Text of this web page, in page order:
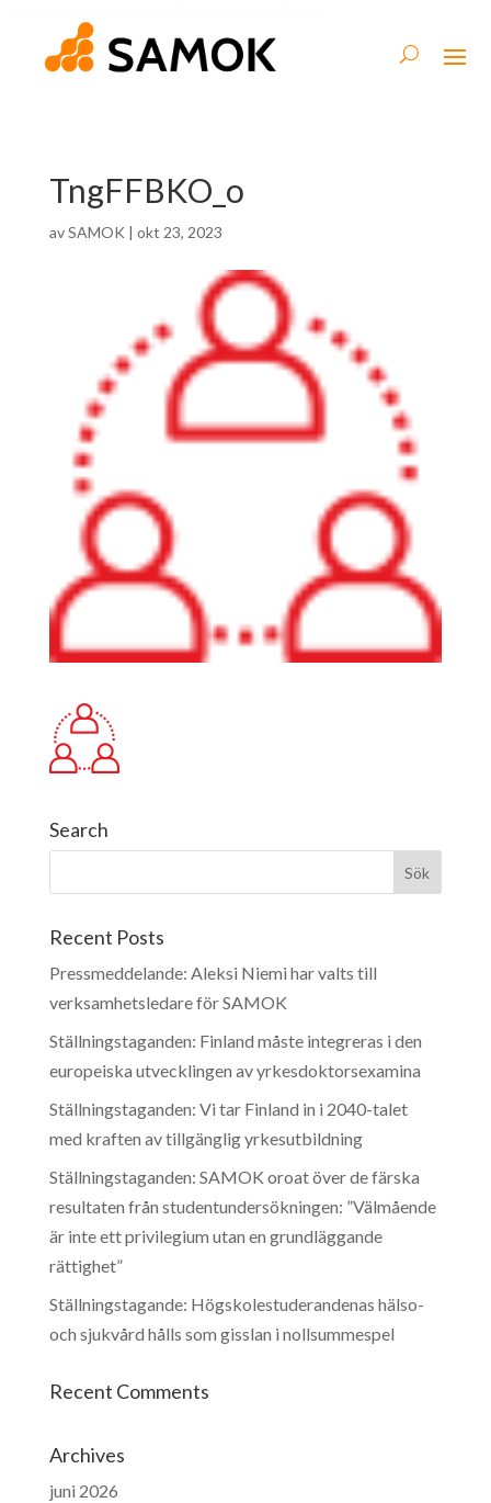
TngFFBKO_o
avSAMOK | okt 23, 2023
Search
Recent Posts
Pressmeddelande: Aleksi Niemi har valts till
verksamhetsledare för SAMOK
Ställningstaganden: Finland måste integreras i den
europeiska utvecklingen av yrkesdoktorsexamina
Ställningstaganden: Vi tar Finland in i 2040-talet
med kraften av tillgänglig yrkesutbildning
Ställningstaganden: SAMOK oroat över de färska
resultaten från studentundersökningen: ”Välmående
är inte ett privilegium utan en grundläggande
rättighet”
Ställningstagande: Högskolestuderandenas hälso-
och sjukvård hålls som gisslan i nollsummespel
Recent Comments
Archives
juni 2026